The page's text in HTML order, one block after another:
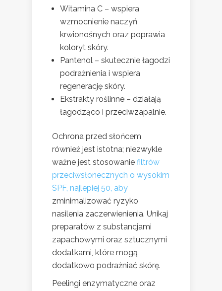
Witamina C – wspiera
wzmocnienie naczyń
krwionośnych oraz poprawia
koloryt skóry.
Pantenol – skutecznie łagodzi
podrażnienia i wspiera
regenerację skóry.
Ekstrakty roślinne – działają
łagodząco i przeciwzapalnie.
Ochrona przed słońcem
również jest istotna; niezwykle
ważne jest stosowanie filtrów
przeciwsłonecznych o wysokim
SPF, najlepiej 50, aby
zminimalizować ryzyko
nasilenia zaczerwienienia. Unikaj
preparatów z substancjami
zapachowymi oraz sztucznymi
dodatkami, które mogą
dodatkowo podrażniać skórę.
Peelingi enzymatyczne oraz